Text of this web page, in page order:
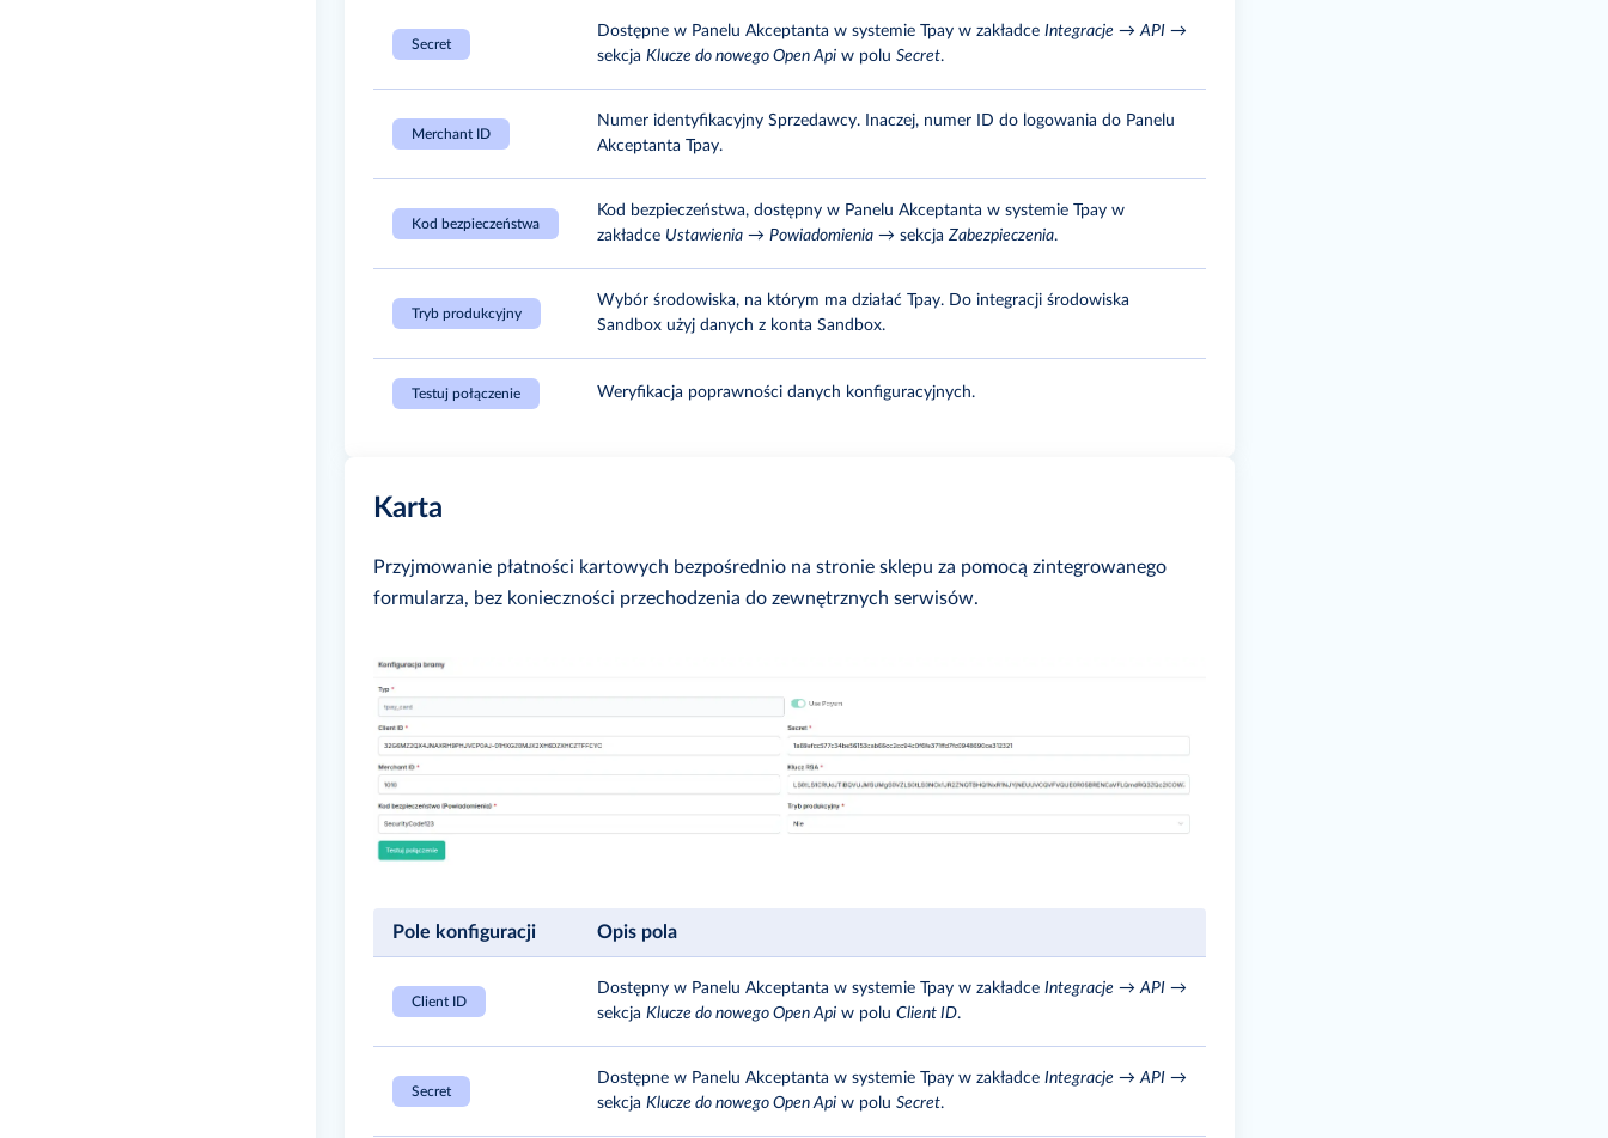
Secret
Dostępne w Panelu Akceptanta w systemie Tpay w zakładce Integracje →API →
sekcja Klucze do nowego Open Api w polu Secret.
Merchant ID
Numer identyfikacyjny Sprzedawcy. Inaczej, numer ID do logowania do Panelu
Akceptanta Tpay.
Kod bezpieczeństwa
Kod bezpieczeństwa, dostępny w Panelu Akceptanta w systemie Tpay w
zakładce Ustawienia → Powiadomienia → sekcja Zabezpieczenia.
Tryb produkcyjny
Wybór środowiska, na którym ma działać Tpay. Do integracji środowiska
Sandbox użyj danych z konta Sandbox.
Testuj połączenie Weryfikacja poprawności danych konfiguracyjnych.
Karta
Przyjmowanie płatności kartowych bezpośrednio na stronie sklepu za pomocą zintegrowanego
formularza, bez konieczności przechodzenia do zewnętrznych serwisów.
Pole konfiguracji Opis pola
Client ID
Dostępny w Panelu Akceptanta w systemie Tpay w zakładce Integracje →API →
sekcja Klucze do nowego Open Api w polu Client ID.
Secret
Dostępne w Panelu Akceptanta w systemie Tpay w zakładce Integracje →API →
sekcja Klucze do nowego Open Api w polu Secret.